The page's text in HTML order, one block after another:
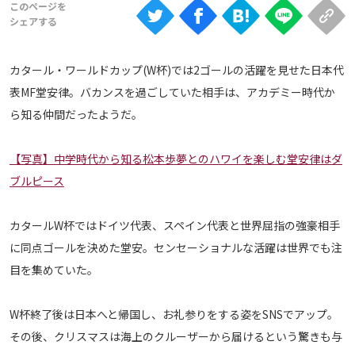
ABEMAの視聴について
iOS Apps
Web
メディアアライアンス
カタール・ワールドカップ(W杯)では2ゴールの活躍を見せた日本代
表MF堂安律。バカンスを過ごしていた相手は、アカデミー時代か
ら知る仲間だったようだ。
【写真】中学時代から知る松本歩夢とのハワイを楽しむ堂安律はダ
ブルピース
カタールW杯ではドイツ代表、スペイン代表と世界屈指の強豪相手
に同点ゴールを決めた堂安。センセーショナルな活躍は世界でも注
目を集めていた。
W杯終了後は日本へと帰国し、お礼参りをする姿をSNSでアップ。
その後、クリスマスは海上のクルーザーから届けるという驚きも与